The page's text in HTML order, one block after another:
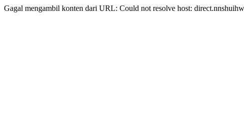
Gagal mengambil konten dari URL: Could not resolve host: